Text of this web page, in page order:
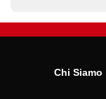
Chi Siamo